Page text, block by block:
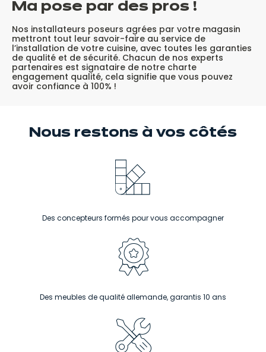
Ma pose par des pros !
Nos installateurs poseurs agrées par votre magasin
mettront tout leur savoir-faire au service de
l’installation de votre cuisine, avec toutes les garanties
de qualité et de sécurité. Chacun de nos experts
partenaires est signataire de notre charte
engagement qualité, cela signifie que vous pouvez
avoir confiance à 100% !
Nous restons à vos côtés
Des concepteurs formés pour vous accompagner
Des meubles de qualité allemande, garantis 10 ans